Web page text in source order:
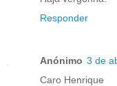
Responder
Anónimo 3 de
Caro Henrique